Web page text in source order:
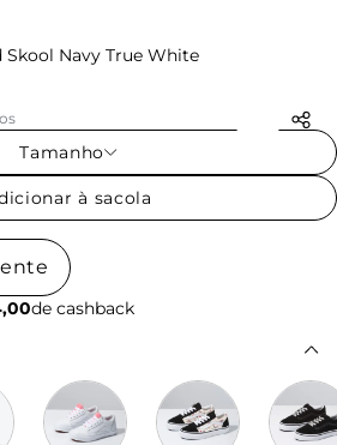
Skool Navy True White
Tamanho
à sacola
de cashback